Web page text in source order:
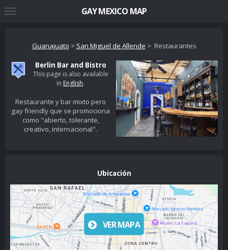
Guanajuato > San Miguel de Allende > Restaurantes
Berlin Bar and Bistro
This page is also available
in English.
Restaurante y bar mixto pero
gay friendly que se promociona
como "abierto, tolerante,
creativo, internacional".
Ubicación
VER MAPA
GAY MEXICO MAP